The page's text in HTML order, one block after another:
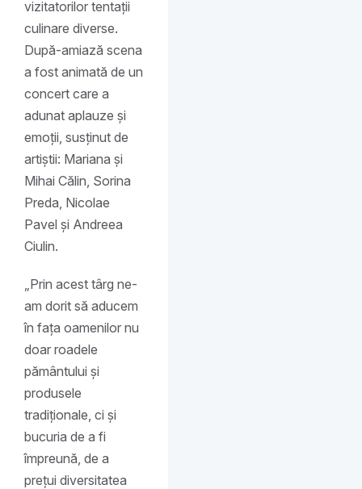
vizitatorilor tentații
culinare diverse.
După-amiază scena
a fost animată de un
concert care a
adunat aplauze și
emoții, susținut de
artiștii: Mariana și
Mihai Călin, Sorina
Preda, Nicolae
Pavel și Andreea
Ciulin.
„Prin acest târg ne-
am dorit să aducem
în fața oamenilor nu
doar roadele
pământului și
produsele
tradiționale, ci și
bucuria de a fi
împreună, de a
prețui diversitatea